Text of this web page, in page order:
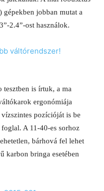
gépekben jobban mutat a
2.4”-ost használok.
tesztben is írtuk, a ma
ergonómiája
pozícióját is be
A 11-40-es sorhoz
bárhová fel lehet
karbon bringa esetében